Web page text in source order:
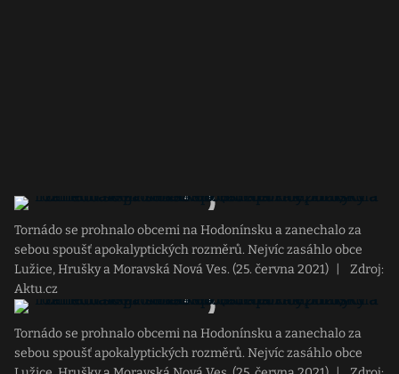
Tornádo se prohnalo obcemi na Hodonínsku a zanechalo za
sebou spoušť apokalyptických rozměrů. Nejvíc zasáhlo obce
Lužice, Hrušky a Moravská Nová Ves. (25. června 2021)
Zdroj:
Aktu.cz
Tornádo se prohnalo obcemi na Hodonínsku a zanechalo za
sebou spoušť apokalyptických rozměrů. Nejvíc zasáhlo obce